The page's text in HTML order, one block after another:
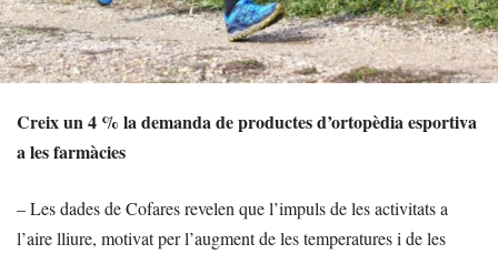
Creix un 4 % la demanda de productes d’ortopèdia esportiva
a les farmàcies
– Les dades de Cofares revelen que l’impuls de les activitats a
l’aire lliure, motivat per l’augment de les temperatures i de les